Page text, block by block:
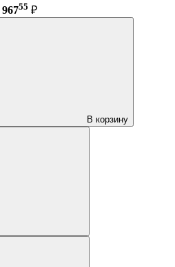
96755 ₽
В корзину